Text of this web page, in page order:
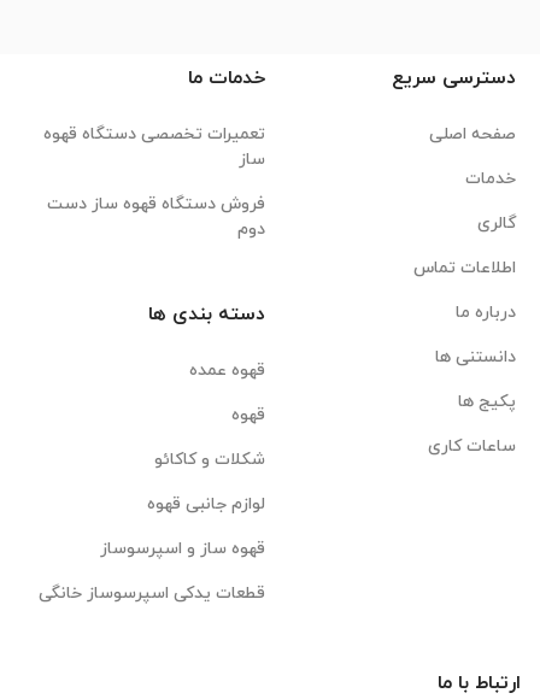
دسترسی سریع
صفحه اصلی
خدمات
گالری
اطلاعات تماس
درباره ما
دانستنی ها
پکیج ها
ساعات کاری
خدمات ما
تعمیرات تخصصی دستگاه قهوه
ساز
فروش دستگاه قهوه ساز دست
دوم
دسته بندی ها
قهوه عمده
قهوه
شکلات و کاکائو
لوازم جانبی قهوه
قهوه ساز و اسپرسوساز
قطعات یدکی اسپرسوساز خانگی
ارتباط با ما